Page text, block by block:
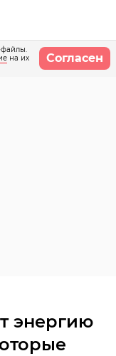
на их
Согласен
энергию